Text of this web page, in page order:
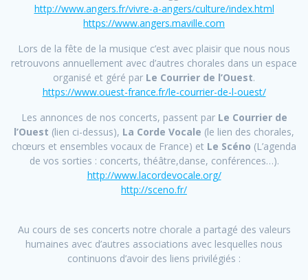
http://www.angers.fr/vivre-a-angers/culture/index.html
https://www.angers.maville.com
Lors de la fête de la musique c’est avec plaisir que nous nous
retrouvons annuellement avec d’autres chorales dans un espace
organisé et géré par Le Courrier de l’Ouest.
https://www.ouest-france.fr/le-courrier-de-l-ouest/
Les annonces de nos concerts, passent par Le Courrier de
l’Ouest (lien ci-dessus), La Corde Vocale (le lien des chorales,
chœurs et ensembles vocaux de France) et Le Scéno (L’agenda
de vos sorties : concerts, théâtre,danse, conférences…).
http://www.lacordevocale.org/
http://sceno.fr/
Au cours de ses concerts notre chorale a partagé des valeurs
humaines avec d’autres associations avec lesquelles nous
continuons d’avoir des liens privilégiés :